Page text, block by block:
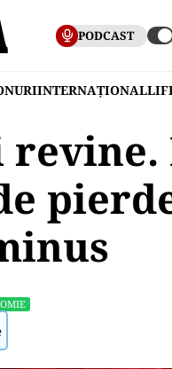
PODCAST
INTERNAȚIONAL
revine.